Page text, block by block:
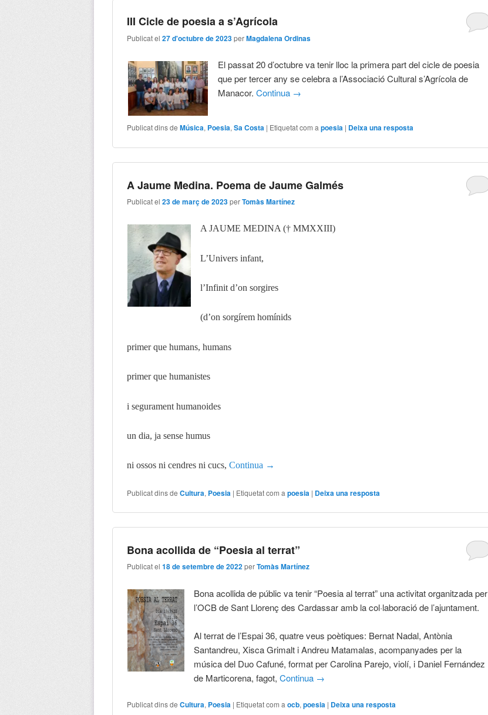
III Cicle de poesia a s’Agrícola
Publicat el27 d'octubre de 2023perMagdalena Ordinas
El passat 20 d’octubre va tenir lloc la primera part del cicle de poesia
que per tercer any se celebra a l’Associació Cultural s’Agrícola de
Manacor.Continua →
Publicat dins de Música, Poesia,Sa Costa | Etiquetat com apoesia | Deixa una resposta
A Jaume Medina. Poema de Jaume Galmés
Publicat el23 de març de 2023perTomàs Martínez
A JAUME MEDINA († MMXXIII)
L’Univers infant,
l’Infinit d’on sorgires
(d’on sorgírem homínids
primer que humans, humans
primer que humanistes
i segurament humanoides
un dia, ja sense humus
ni ossos ni cendres ni cucs,Continua →
Publicat dins de Cultura, Poesia | Etiquetat com a poesia | Deixa una resposta
Bona acollida de “Poesia al terrat”
Publicat el18 de setembre de 2022perTomàs Martínez
Bona acollida de públic va tenir “Poesia al terrat” una activitat organitzada per
l’OCB de Sant Llorenç des Cardassar amb la col·laboració de l’ajuntament.
Al terrat de l’Espai 36, quatre veus poètiques: Bernat Nadal, Antònia
Santandreu, Xisca Grimalt i Andreu Matamalas, acompanyades per la
música del Duo Cafuné, format per Carolina Parejo, violí, i Daniel Fernández
de Marticorena, fagot,Continua →
Publicat dins de Cultura, Poesia | Etiquetat com a ocb,poesia | Deixa una resposta